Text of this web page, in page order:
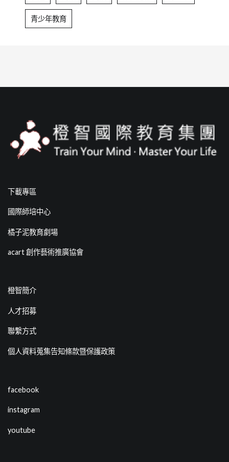
青少年教育
下載專區
國際師培中心
橘子泥教育劇場
acart 創作藝術推廣協會
橙智簡介
人才招募
聯繫方式
個人資料蒐集告知條款暨保護政策
facebook
instagram
youtube